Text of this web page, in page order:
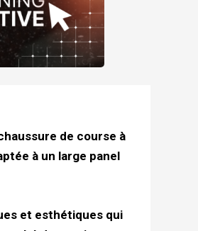
de course à
à un large panel
et esthétiques qui